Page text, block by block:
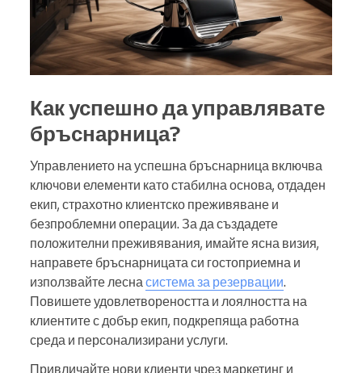
Как успешно да управлявате
бръснарница?
Управлението на успешна бръснарница включва
ключови елементи като стабилна основа, отдаден
екип, страхотно клиентско преживяване и
безпроблемни операции. За да създадете
положителни преживявания, имайте ясна визия,
направете бръснарницата си гостоприемна и
използвайте леснасистема за резервации.
Повишете удовлетвореността и лоялността на
клиентите с добър екип, подкрепяща работна
среда и персонализирани услуги.
Привличайте нови клиенти чрез маркетинг и